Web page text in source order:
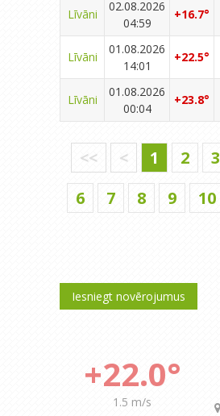
Līvāni
02.08.2026
04:59
+16.7°
Līvāni
01.08.2026
14:01
+22.5°
Līvāni
01.08.2026
00:04
+23.8°
<< < 1 2 3
6
7 8 9 10
Iesniegt novērojumus
+22.0°
1.5 m/s